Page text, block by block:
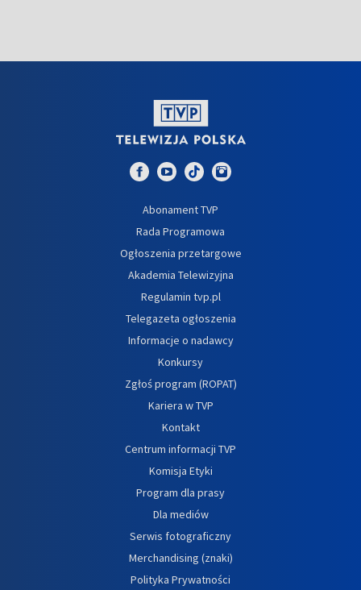
Abonament TVP
Rada Programowa
Ogłoszenia przetargowe
Akademia Telewizyjna
Regulamin tvp.pl
Telegazeta ogłoszenia
Informacje o nadawcy
Konkursy
Zgłoś program (ROPAT)
Kariera w TVP
Kontakt
Centrum informacji TVP
Komisja Etyki
Program dla prasy
Dla mediów
Serwis fotograficzny
Merchandising (znaki)
Polityka Prywatności